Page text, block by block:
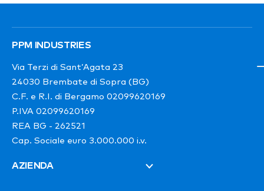
PPM INDUSTRIES
Via Terzi di Sant’Agata 23
24030 Brembate di Sopra (BG)
C.F. e R.I. di Bergamo 02099620169
P.IVA 02099620169
REA BG - 262521
Cap. Sociale euro 3.000.000 i.v.
AZIENDA